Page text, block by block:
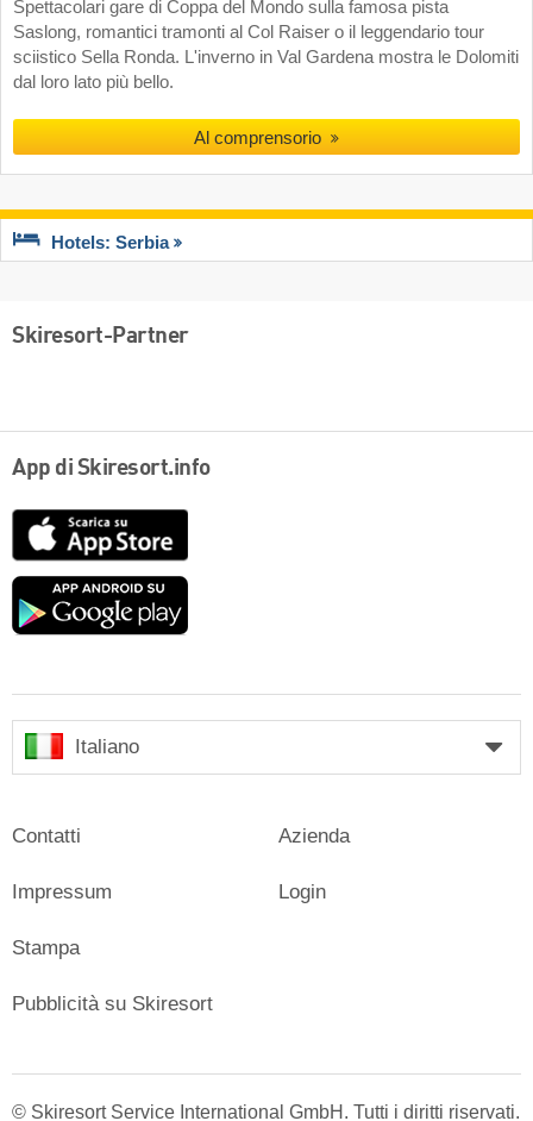
Spettacolari gare di Coppa del Mondo sulla famosa pista
Saslong, romantici tramonti al Col Raiser o il leggendario tour
sciistico Sella Ronda. L'inverno in Val Gardena mostra le Dolomiti
dal loro lato più bello.
Al comprensorio
Hotels: Serbia
Skiresort-Partner
App di Skiresort.info
Google
Italiano
Contatti
Impressum
Stampa
Azienda
Login
Pubblicità su Skiresort
© Skiresort Service International GmbH. Tutti i diritti riservati.